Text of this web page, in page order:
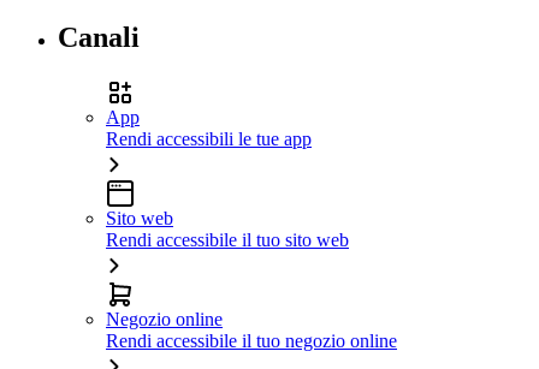
Canali
App
Rendi accessibili le tue app
Sito web
Rendi accessibile il tuo sito web
Negozio online
Rendi accessibile il tuo negozio online